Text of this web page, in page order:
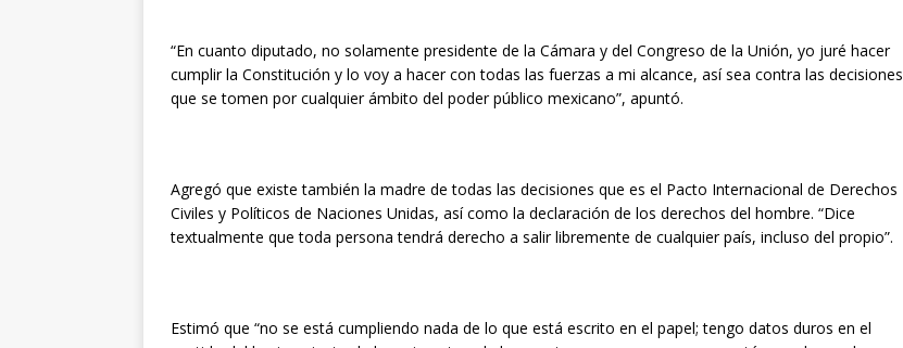
“En cuanto diputado, no solamente presidente de la Cámara y del Congreso de la Unión, yo juré hacer
cumplir la Constitución y lo voy a hacer con todas las fuerzas a mi alcance, así sea contra las decisiones
que se tomen por cualquier ámbito del poder público mexicano”, apuntó.
Agregó que existe también la madre de todas las decisiones que es el Pacto Internacional de Derechos
Civiles y Políticos de Naciones Unidas, así como la declaración de los derechos del hombre. “Dice
textualmente que toda persona tendrá derecho a salir libremente de cualquier país, incluso del propio”.
Estimó que “no se está cumpliendo nada de lo que está escrito en el papel; tengo datos duros en el